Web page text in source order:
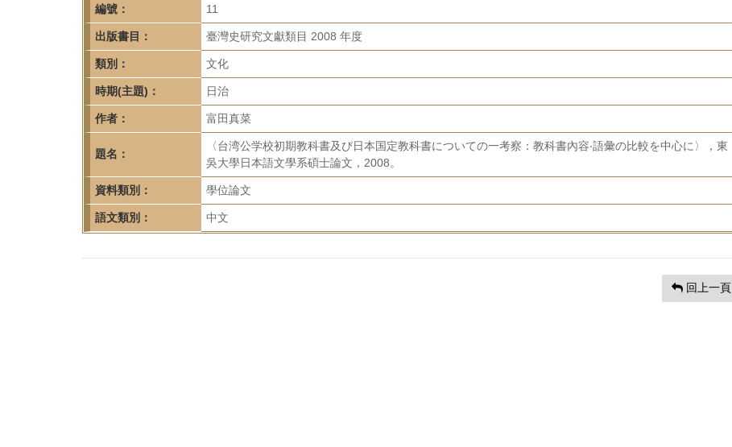
究
所-
首
頁
編號： 11
出版書目： 臺灣史研究文獻類目 2008 年度
類別： 文化
時期(主題)： 日治
作者： 富田真菜
題名：
〈台湾公学校初期教科書及び日本国定教科書についての一考察：教科書內容‧語彙の比較を中心に〉，東
吳大學日本語文學系碩士論文，2008。
資料類別： 學位論文
語文類別： 中文
回上一頁